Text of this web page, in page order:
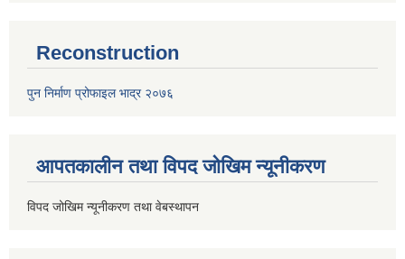
Reconstruction
पुन निर्माण प्रोफाइल भाद्र २०७६
आपतकालीन तथा विपद जोखिम न्यूनीकरण
विपद जोखिम न्यूनीकरण तथा वेबस्थापन